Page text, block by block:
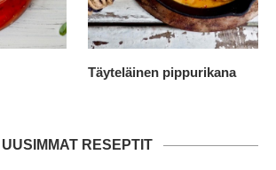
Täyteläinen pippurikana
UUSIMMAT RESEPTIT